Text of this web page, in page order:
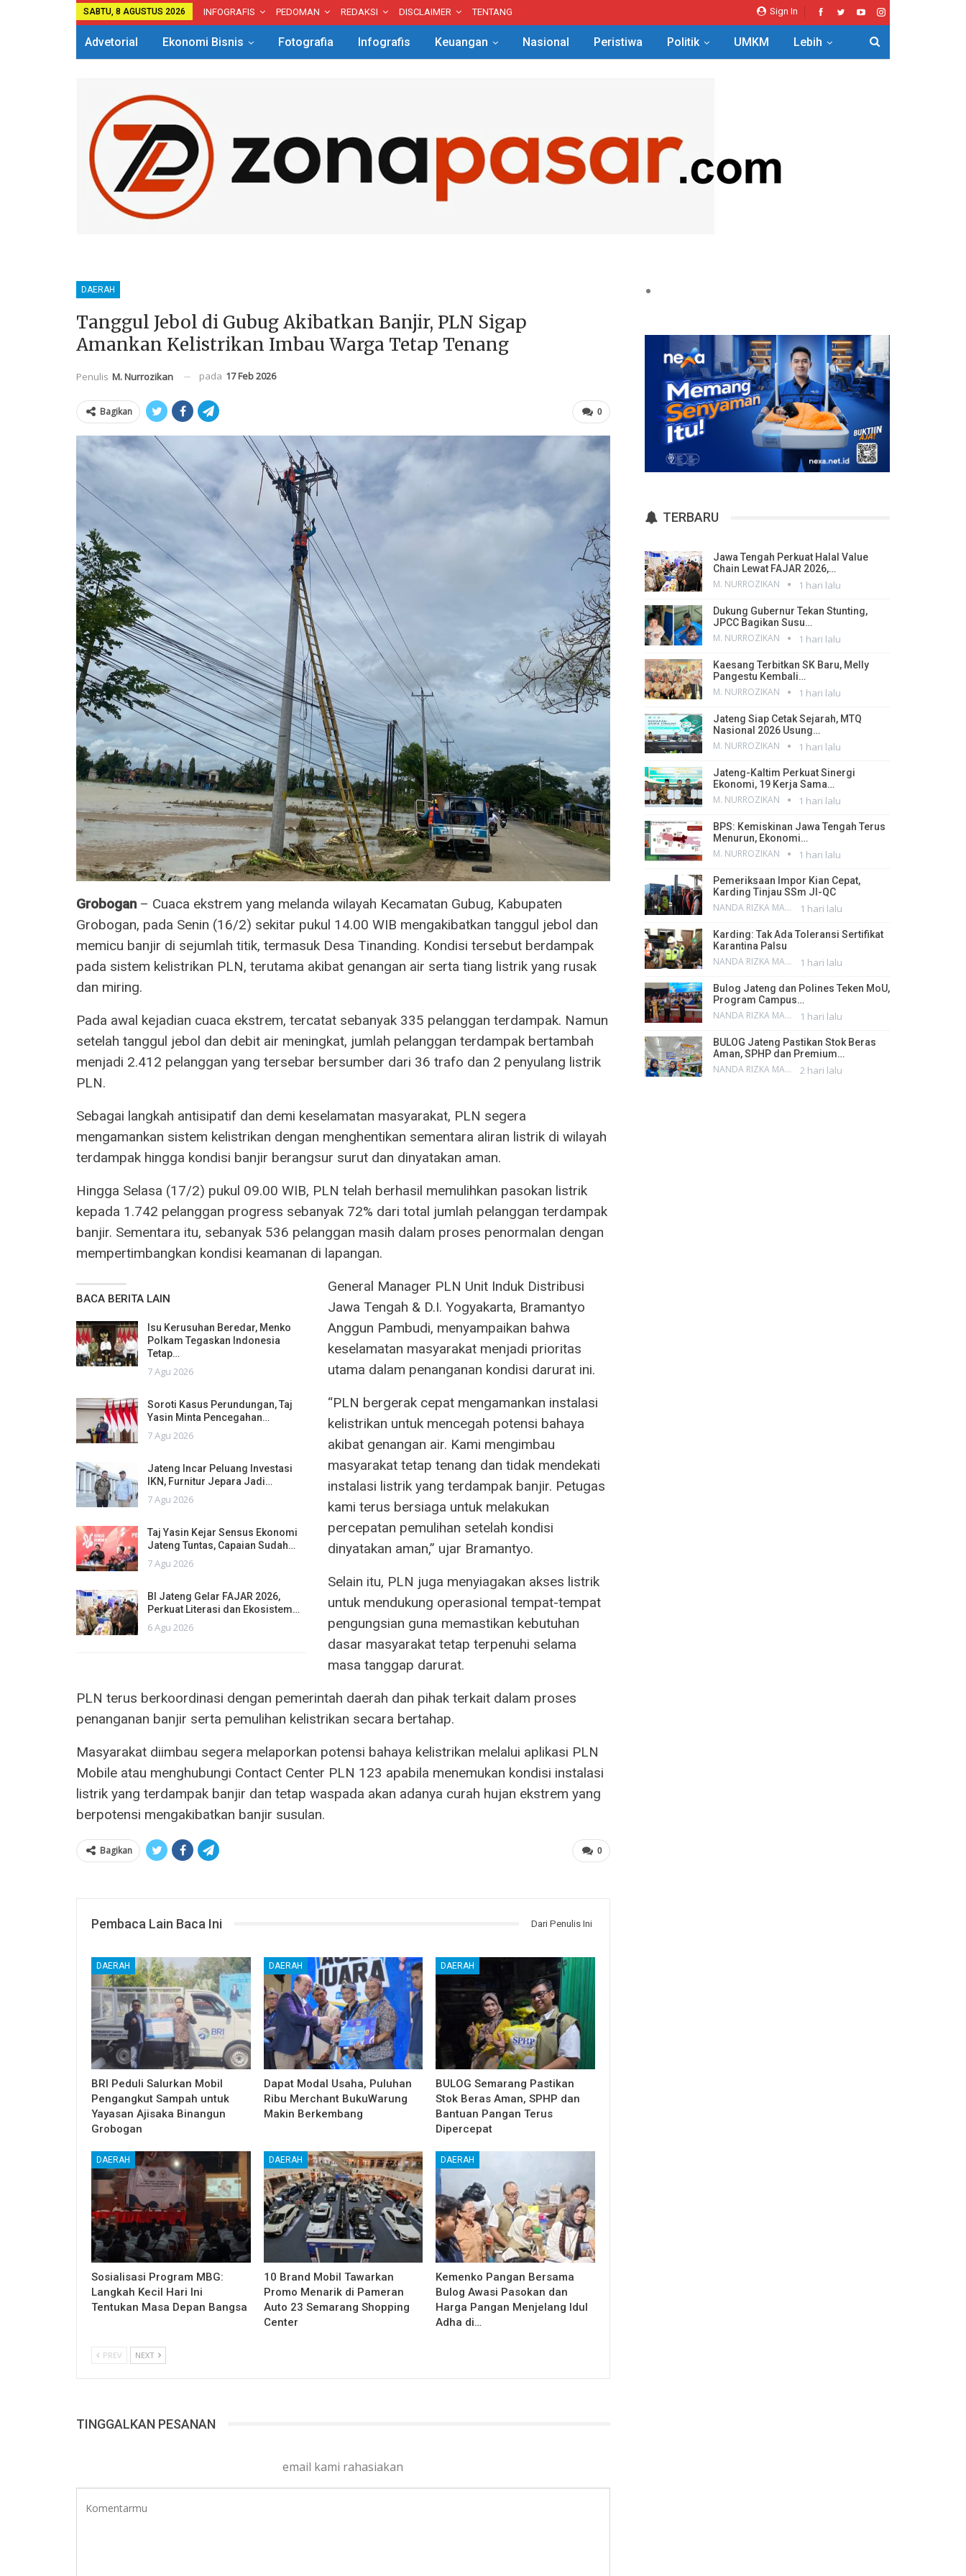
Sign In
SABTU, 8 AGUSTUS 2026 INFOGRAFIS PEDOMAN REDAKSI DISCLAIMER TENTANG
Advetorial Ekonomi Bisnis Fotografia Infografis Keuangan Nasional Peristiwa Politik UMKM Lebih
DAERAH
Tanggul Jebol di Gubug Akibatkan Banjir, PLN Sigap
Amankan Kelistrikan Imbau Warga Tetap Tenang
Penulis M. Nurrozikan pada 17 Feb 2026
0
Bagikan
Grobogan – Cuaca ekstrem yang melanda wilayah Kecamatan Gubug, Kabupaten
Grobogan, pada Senin (16/2) sekitar pukul 14.00 WIB mengakibatkan tanggul jebol dan
memicu banjir di sejumlah titik, termasuk Desa Tinanding. Kondisi tersebut berdampak
pada sistem kelistrikan PLN, terutama akibat genangan air serta tiang listrik yang rusak
dan miring.
Pada awal kejadian cuaca ekstrem, tercatat sebanyak 335 pelanggan terdampak. Namun
setelah tanggul jebol dan debit air meningkat, jumlah pelanggan terdampak bertambah
menjadi 2.412 pelanggan yang tersebar bersumber dari 36 trafo dan 2 penyulang listrik
PLN.
Sebagai langkah antisipatif dan demi keselamatan masyarakat, PLN segera
mengamankan sistem kelistrikan dengan menghentikan sementara aliran listrik di wilayah
terdampak hingga kondisi banjir berangsur surut dan dinyatakan aman.
Hingga Selasa (17/2) pukul 09.00 WIB, PLN telah berhasil memulihkan pasokan listrik
kepada 1.742 pelanggan progress sebanyak 72% dari total jumlah pelanggan terdampak
banjir. Sementara itu, sebanyak 536 pelanggan masih dalam proses penormalan dengan
mempertimbangkan kondisi keamanan di lapangan.
BACA BERITA LAIN
Isu Kerusuhan Beredar, Menko
Polkam Tegaskan Indonesia
Tetap…
7 Agu 2026
Soroti Kasus Perundungan, Taj
Yasin Minta Pencegahan…
7 Agu 2026
Jateng Incar Peluang Investasi
IKN, Furnitur Jepara Jadi…
7 Agu 2026
Taj Yasin Kejar Sensus Ekonomi
Jateng Tuntas, Capaian Sudah…
7 Agu 2026
BI Jateng Gelar FAJAR 2026,
Perkuat Literasi dan Ekosistem…
6 Agu 2026
General Manager PLN Unit Induk Distribusi
Jawa Tengah & D.I. Yogyakarta, Bramantyo
Anggun Pambudi, menyampaikan bahwa
keselamatan masyarakat menjadi prioritas
utama dalam penanganan kondisi darurat ini.
“PLN bergerak cepat mengamankan instalasi
kelistrikan untuk mencegah potensi bahaya
akibat genangan air. Kami mengimbau
masyarakat tetap tenang dan tidak mendekati
instalasi listrik yang terdampak banjir. Petugas
kami terus bersiaga untuk melakukan
percepatan pemulihan setelah kondisi
dinyatakan aman,” ujar Bramantyo.
Selain itu, PLN juga menyiagakan akses listrik
untuk mendukung operasional tempat-tempat
pengungsian guna memastikan kebutuhan
dasar masyarakat tetap terpenuhi selama
masa tanggap darurat.
PLN terus berkoordinasi dengan pemerintah daerah dan pihak terkait dalam proses
penanganan banjir serta pemulihan kelistrikan secara bertahap.
Masyarakat diimbau segera melaporkan potensi bahaya kelistrikan melalui aplikasi PLN
Mobile atau menghubungi Contact Center PLN 123 apabila menemukan kondisi instalasi
listrik yang terdampak banjir dan tetap waspada akan adanya curah hujan ekstrem yang
berpotensi mengakibatkan banjir susulan.
0
Bagikan
Pembaca Lain Baca Ini Dari Penulis Ini
DAERAH
BRI Peduli Salurkan Mobil
Pengangkut Sampah untuk
Yayasan Ajisaka Binangun
Grobogan
DAERAH
Dapat Modal Usaha, Puluhan
Ribu Merchant BukuWarung
Makin Berkembang
DAERAH
BULOG Semarang Pastikan
Stok Beras Aman, SPHP dan
Bantuan Pangan Terus
Dipercepat
DAERAH
Sosialisasi Program MBG:
Langkah Kecil Hari Ini
Tentukan Masa Depan Bangsa
DAERAH
10 Brand Mobil Tawarkan
Promo Menarik di Pameran
Auto 23 Semarang Shopping
Center
DAERAH
Kemenko Pangan Bersama
Bulog Awasi Pasokan dan
Harga Pangan Menjelang Idul
Adha di…
PREV NEXT
TINGGALKAN PESANAN
email kami rahasiakan
TERBARU
Jawa Tengah Perkuat Halal Value
Chain Lewat FAJAR 2026,…
M. NURROZIKAN 1 hari lalu
Dukung Gubernur Tekan Stunting,
JPCC Bagikan Susu…
M. NURROZIKAN 1 hari lalu
Kaesang Terbitkan SK Baru, Melly
Pangestu Kembali…
M. NURROZIKAN 1 hari lalu
Jateng Siap Cetak Sejarah, MTQ
Nasional 2026 Usung…
M. NURROZIKAN 1 hari lalu
Jateng-Kaltim Perkuat Sinergi
Ekonomi, 19 Kerja Sama…
M. NURROZIKAN 1 hari lalu
BPS: Kemiskinan Jawa Tengah Terus
Menurun, Ekonomi…
M. NURROZIKAN 1 hari lalu
Pemeriksaan Impor Kian Cepat,
Karding Tinjau SSm JI-QC
NANDA RIZKA MAHENDRA 1 hari lalu
Karding: Tak Ada Toleransi Sertifikat
Karantina Palsu
NANDA RIZKA MAHENDRA 1 hari lalu
Bulog Jateng dan Polines Teken MoU,
Program Campus…
NANDA RIZKA MAHENDRA 1 hari lalu
BULOG Jateng Pastikan Stok Beras
Aman, SPHP dan Premium…
NANDA RIZKA MAHENDRA 2 hari lalu